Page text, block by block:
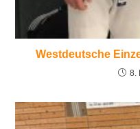
Westdeutsche
8.